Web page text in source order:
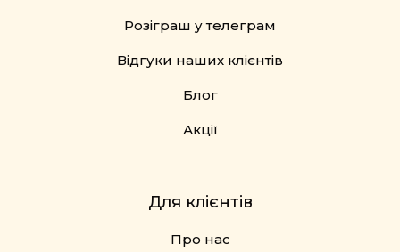
Розіграш у телеграм
Відгуки наших клієнтів
Блог
Акції
Для клієнтів
Про нас